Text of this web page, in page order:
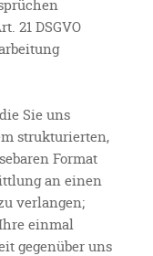
21 DSGVO
Sie uns
strukturierten,
Format
an einen
verlangen;
einmal
gegenüber uns